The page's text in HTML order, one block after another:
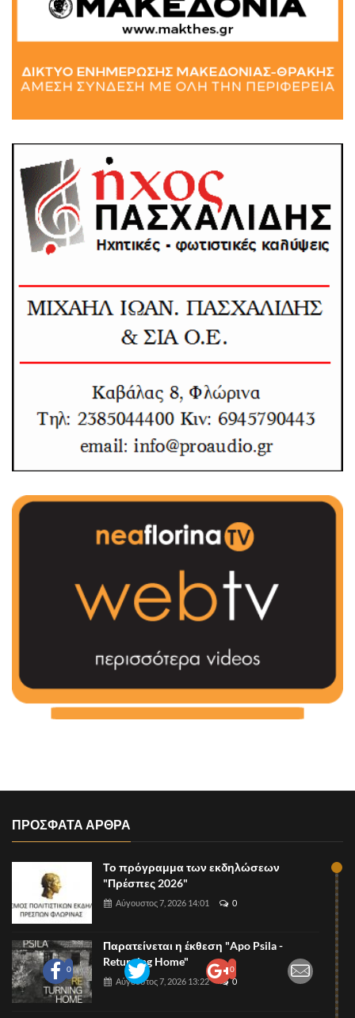
0 0
ΠΡΟΣΦΑΤΑ ΑΡΘΡΑ
Το πρόγραμμα των εκδηλώσεων
"Πρέσπες 2026"
Αύγουστος 7, 2026 14:01 0
Παρατείνεται η έκθεση "Apo Psila -
Returning Home"
Αύγουστος 7, 2026 13:22 0